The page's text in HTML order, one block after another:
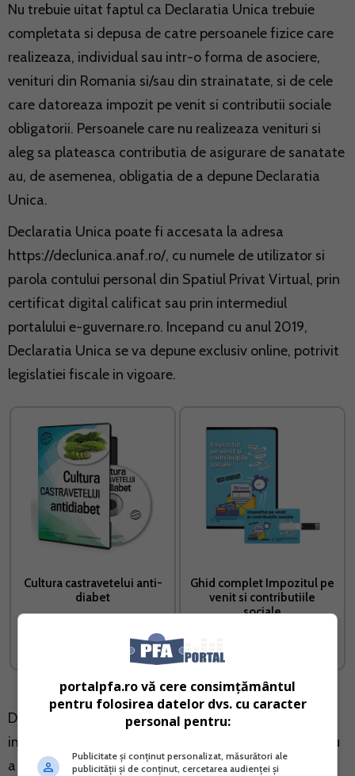
Nu trebuie uitat faptul ca Declaratia Unica trebuie
completata si depusa de catre persoanele fizice care
realizeaza, individual sau intr-o forma de asociere,
venituri din Romania si/sau din strainatate, si de cele
care datoreaza impozit pe venit si contributii sociale
obligatorii. Persoanele care nu realizeaza venituri si
aleg sa plateasca contributia de asigurare de sanatate
au, de asemenea, obligatia de a depune Declaratia
Unica.
Declaratia Unica poate fi accesata la adresa
https://declunica.anaf.ro/, cu numele de utilizator si
parola contului personal din Spatiul Privat Virtual, prin
certificat digital calificat sau prin intermediul
portalului e-guvernare.ro. Incepand cu anul 2019,
Declaratia Unica se va depune exclusiv online, potrivit
legislatiei fiscale in vigoare.
Cultura castravetelui anti-
diabet
Vreau acest produs →
Ghid complet Impozitul pe
venit si contributiile
sociale
De asemenea, persoanele care primesc decizii de
impunere pentru definitivarea impozitului pe venit sau
a CAS aferente anilor fiscali precedenti, au ca termen
portalpfa.ro vă cere consimțământul
pentru folosirea datelor dvs. cu caracter
personal pentru:
Publicitate și conținut personalizat, măsurători ale
publicității și de conținut, cercetarea audienței și